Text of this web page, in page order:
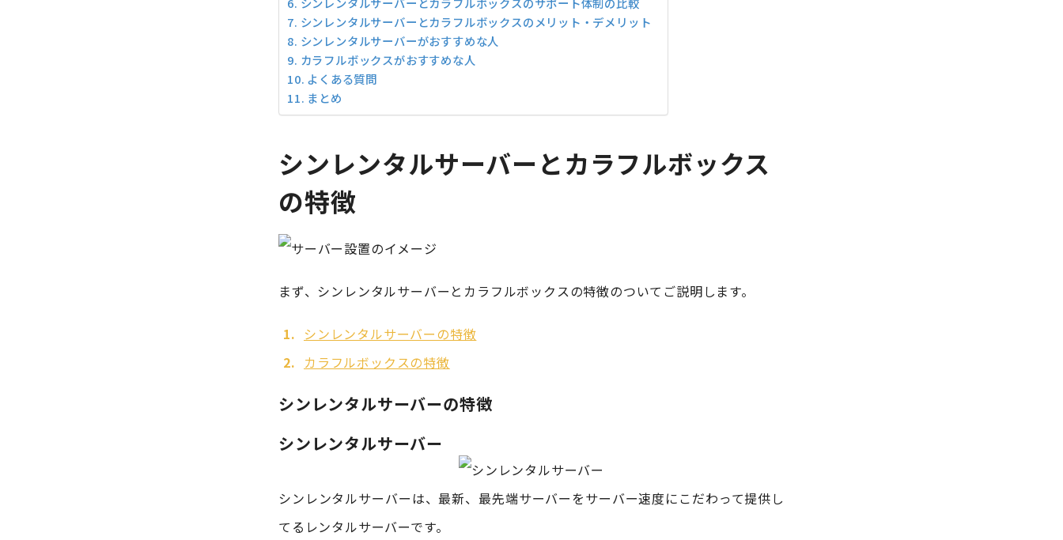
シンレンタルサーバーとカラフルボックスのメリット・デメリット
シンレンタルサーバーがおすすめな人
カラフルボックスがおすすめな人
よくある質問
まとめ
シンレンタルサーバーとカラフルボックス
の特徴
まず、シンレンタルサーバーとカラフルボックスの特徴のついてご説明します。
シンレンタルサーバーの特徴
カラフルボックスの特徴
シンレンタルサーバーの特徴
シンレンタルサーバー
シンレンタルサーバーは、最新、最先端サーバーをサーバー速度にこだわって提供し
てるレンタルサーバーです。